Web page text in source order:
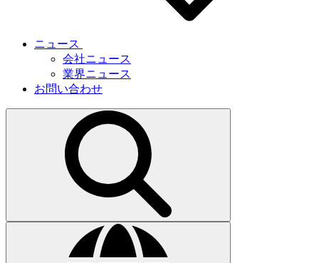
ニュース
会社ニュース
業界ニュース
お問い合わせ